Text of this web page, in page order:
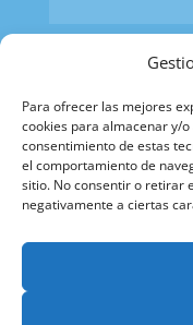
Para ofrecer las mejores
cookies para almacenar y/
consentimiento de estas
el comportamiento de
sitio. No consentir o retirar
negativamente a ciertas